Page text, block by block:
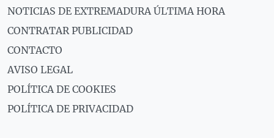
NOTICIAS DE EXTREMADURA ÚLTIMA HORA
CONTRATAR PUBLICIDAD
CONTACTO
AVISO LEGAL
POLÍTICA DE COOKIES
POLÍTICA DE PRIVACIDAD